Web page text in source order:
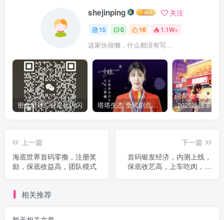
shejinping 关注
15 0 16 1.1W+
这家伙很懒，什么都没有写...
密盒星球二台星光闪闪 塔塔生态 全民剧点模式
上一篇
海底世界首码零撸，注册奖
励，保底收益高，团队模式
下一篇
首码银发经济，内测上线，
保底收艺高，上车吃肉，不
相关推荐